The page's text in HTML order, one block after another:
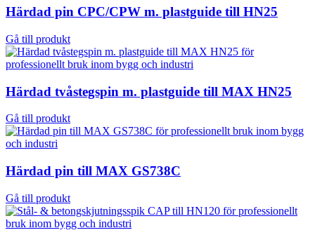
Härdad pin CPC/CPW m. plastguide till HN25
Gå till produkt
Härdad tvåstegspin m. plastguide till MAX HN25
Gå till produkt
Härdad pin till MAX GS738C
Gå till produkt